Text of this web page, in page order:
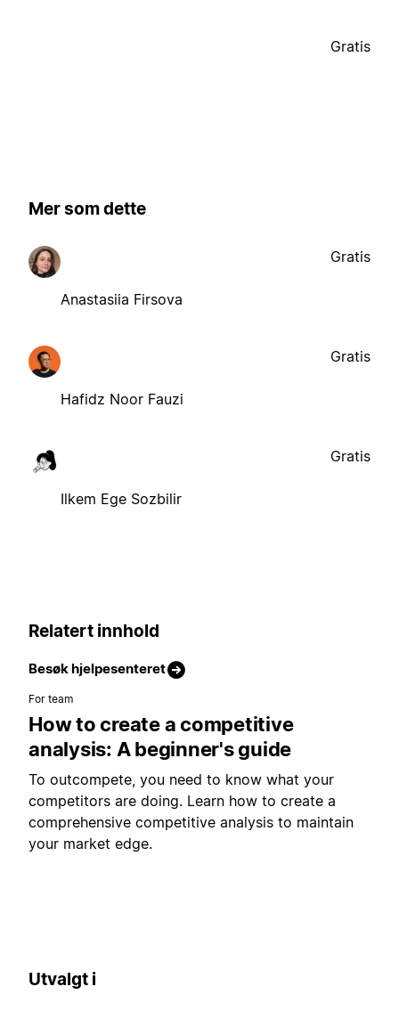
Gratis
Mer som dette
Anastasiia Firsova
Gratis
Hafidz Noor Fauzi
Gratis
Ilkem Ege Sozbilir
Gratis
Relatert innhold
Besøk hjelpesenteret
For team
How to create a competitive
analysis: A beginner's guide
To outcompete, you need to know what your
competitors are doing. Learn how to create a
comprehensive competitive analysis to maintain
your market edge.
Utvalgt i